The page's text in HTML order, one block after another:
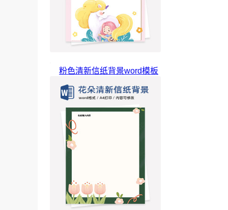
粉色清新信纸背景word模板